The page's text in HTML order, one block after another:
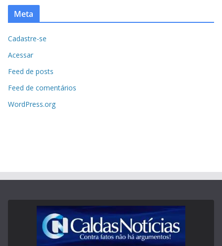
Meta
Cadastre-se
Acessar
Feed de posts
Feed de comentários
WordPress.org